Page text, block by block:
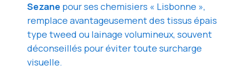
Sezane pour ses chemisiers « Lisbonne »,
remplace avantageusement des tissus épais
type tweed ou lainage volumineux, souvent
déconseillés pour éviter toute surcharge
visuelle.